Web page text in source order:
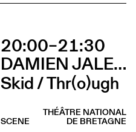
20:00–21:30
DAMIEN JALET BALLET DU GRAND THÉÂTRE DE GENÈVE
Skid / Thr(o)ugh
THÉÂTRE NATIONAL
DE BRETAGNE
SCENE